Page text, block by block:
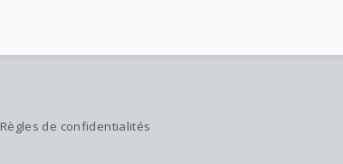
Règles de confidentialités